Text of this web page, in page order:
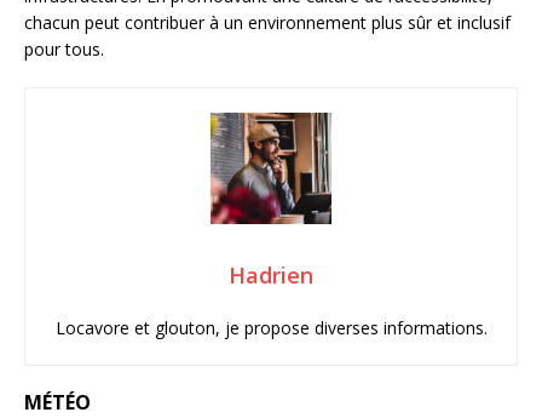
chacun peut contribuer à un environnement plus sûr et inclusif
pour tous.
Hadrien
Locavore et glouton, je propose diverses informations.
MÉTÉO